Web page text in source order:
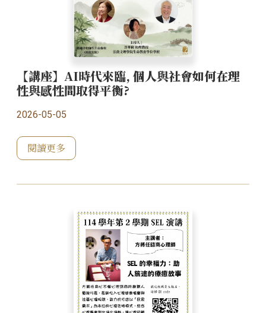
【講座】AI時代來臨, 個人與社會如何在理
性與感性間取得平衡?
2026-05-05
閱讀更多